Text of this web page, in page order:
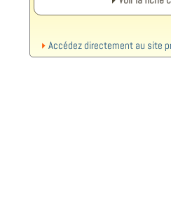
Accédez directement au site